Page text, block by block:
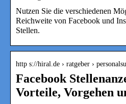
Nutzen Sie die verschiedenen
Reichweite von Facebook und
Stellen.
http s://hiral.de › ratgeber ›
Facebook
Vorteile, Vorgehen